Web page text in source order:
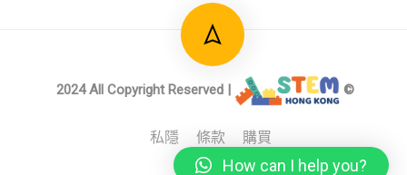
2024 All Copyright Reserved | ©
私隱 條款 購買
How can I help you?